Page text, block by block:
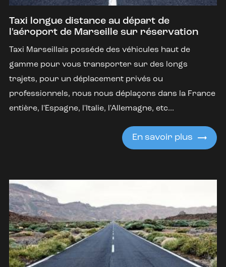
Taxi longue distance au départ de
l'aéroport de Marseille sur réservation
Taxi Marseillais posséde des véhicules haut de
gamme pour vous transporter sur des longs
trajets, pour un déplacement privés ou
professionnels, nous nous déplaçons dans la France
entière, l'Espagne, l'Italie, l'Allemagne, etc...
En savoir plus